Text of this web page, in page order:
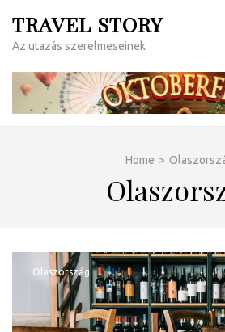
content
Enter)
TRAVEL STORY
Az utazás szerelmeseinek
Home >
Olaszország